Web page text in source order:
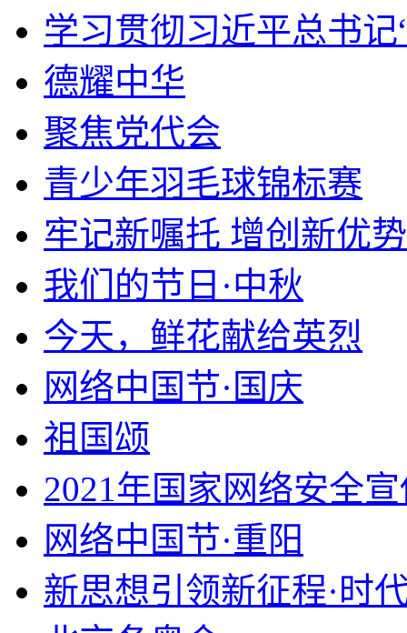
学习贯彻习近平总书
德耀中华
聚焦党代会
青少年羽毛球锦标赛
牢记新嘱托 增创新优
我们的节日·中秋
今天，鲜花献给英烈
网络中国节·国庆
祖国颂
2021年国家网络安全
网络中国节·重阳
新思想引领新征程·时